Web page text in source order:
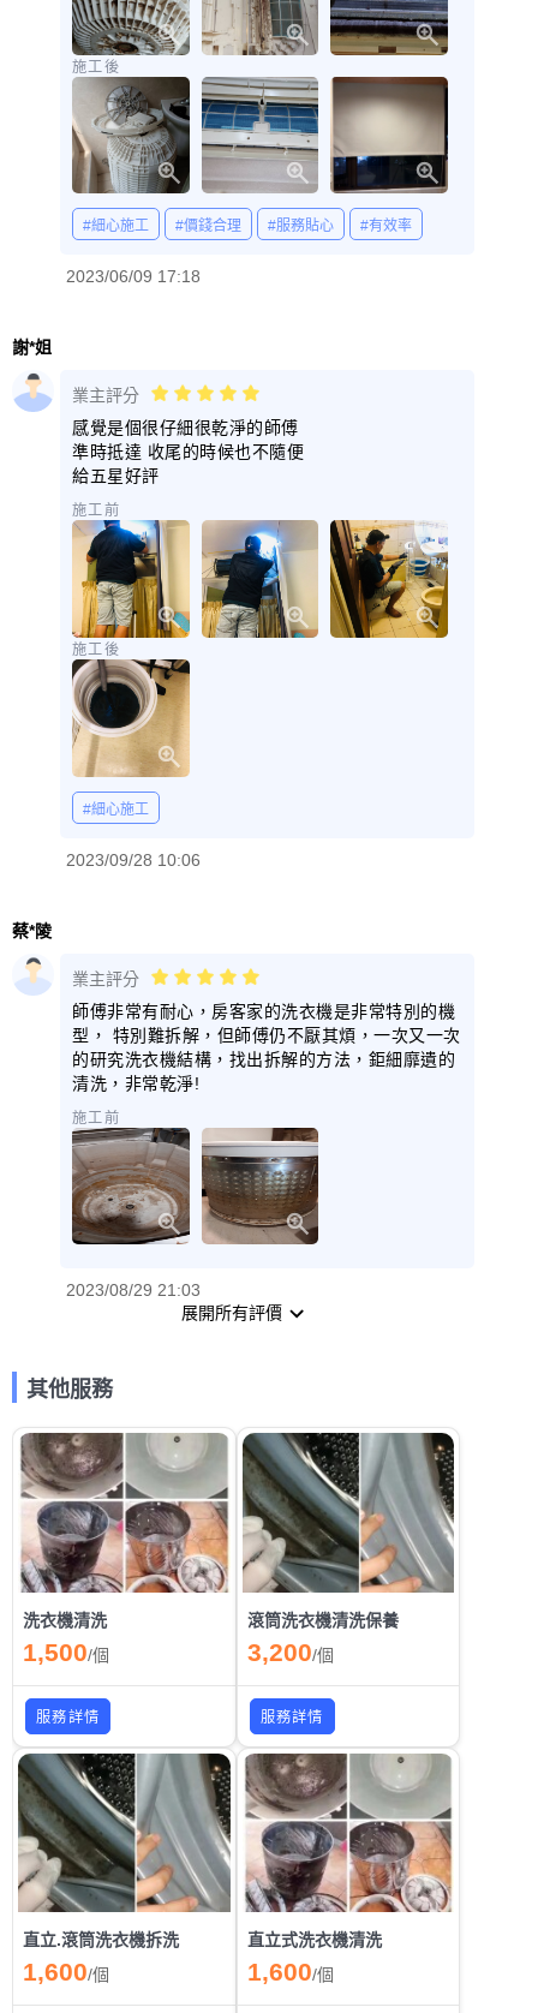
施工後
#細心施工 #價錢合理 #服務貼心 #有效率
2023/06/09 17:18
謝*姐
業主評分
感覺是個很仔細很乾淨的師傅
準時抵達 收尾的時候也不隨便
給五星好評
施工前
施工後
#細心施工
2023/09/28 10:06
蔡*陵
業主評分
師傅非常有耐心，房客家的洗衣機是非常特別的機
型， 特別難拆解，但師傅仍不厭其煩，一次又一次
的研究洗衣機結構，找出拆解的方法，鉅細靡遺的
清洗，非常乾淨!
施工前
2023/08/29 21:03
展開所有評價
其他服務
洗衣機清洗
1,500/個
服務詳情
滾筒洗衣機清洗保養
3,200/個
服務詳情
直立.滾筒洗衣機拆洗
1,600/個
直立式洗衣機清洗
1,600/個